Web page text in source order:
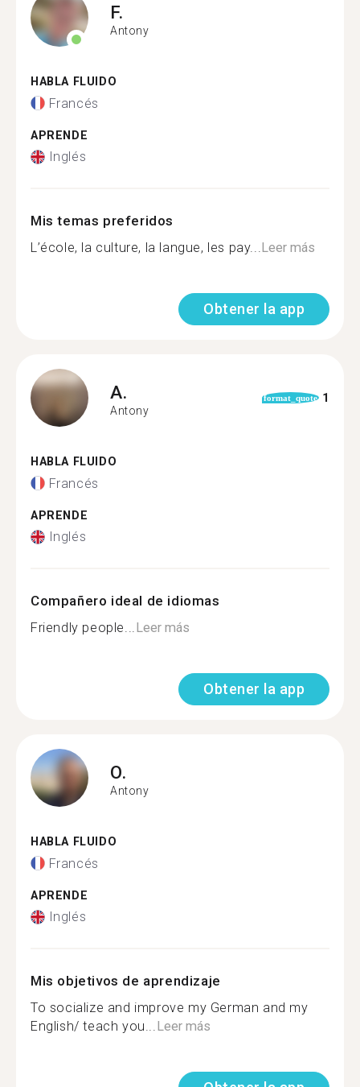
F.
Antony
HABLA FLUIDO
Francés
APRENDE
Inglés
Mis temas preferidos
L’école, la culture, la langue, les pay...Leer más
Obtener la app
A.
Antony
format_quote 1
HABLA FLUIDO
Francés
APRENDE
Inglés
Compañero ideal de idiomas
Friendly people...Leer más
Obtener la app
O.
Antony
HABLA FLUIDO
Francés
APRENDE
Inglés
Mis objetivos de aprendizaje
To socialize and improve my German and my
English/ teach you...Leer más